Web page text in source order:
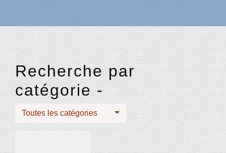
Recherche par
catégorie -
Toutes les catégories